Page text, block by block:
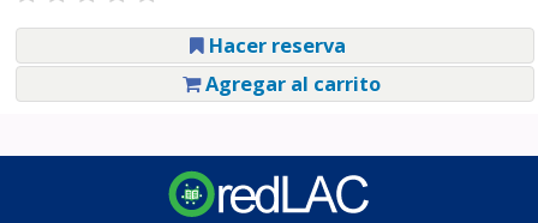
Hacer reserva
Agregar al carrito